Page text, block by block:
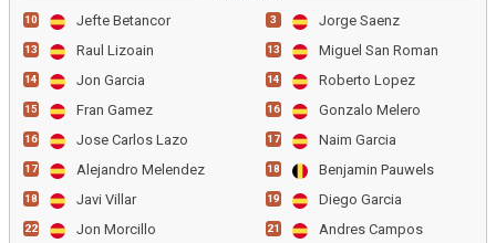
10 Jefte Betancor
13 Raul Lizoain
14 Jon Garcia
15 Fran Gamez
16 Jose Carlos Lazo
17 Alejandro Melendez
18 Javi Villar
22 Jon Morcillo
3 Jorge Saenz
13 Miguel San Roman
14 Roberto Lopez
16 Gonzalo Melero
17 Naim Garcia
18 Benjamin Pauwels
19 Diego Garcia
21 Andres Campos